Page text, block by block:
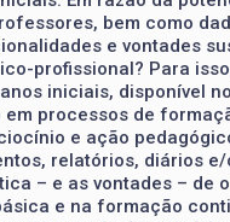
bem como
e vontades
profissional? Para
iniciais, disponível
processos de
e ação
relatórios, diários
– e as vontades –
e na formação